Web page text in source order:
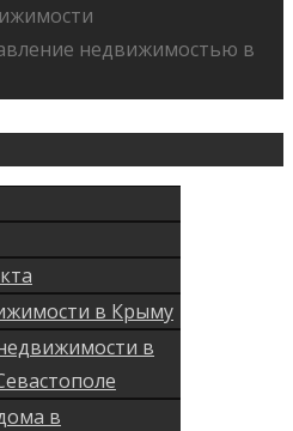
недвижимостью в
в Крыму
в
в